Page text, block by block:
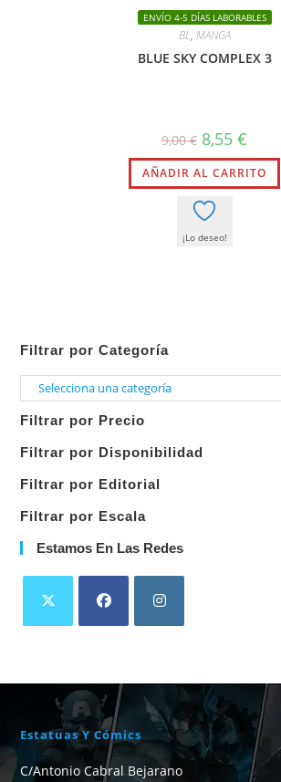
ENVÍO 4-5 DÍAS LABORABLES
BL, MANGA
BLUE SKY COMPLEX 3
9,00€ El
precio
original
era:
9,00 €.
8,55 €
actual
es:
8,55 €.
AÑADIR AL CARRITO
¡Lo deseo!
Filtrar por Categoría
Selecciona
categoría
Filtrar por Precio
Filtrar por Disponibilidad
Filtrar por Editorial
Filtrar por Escala
Estamos En Las Redes
Estatuas Y Cómics
C/Antonio Cabral Bejarano